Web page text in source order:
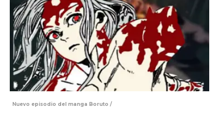
Nuevo episodio del manga Boruto /